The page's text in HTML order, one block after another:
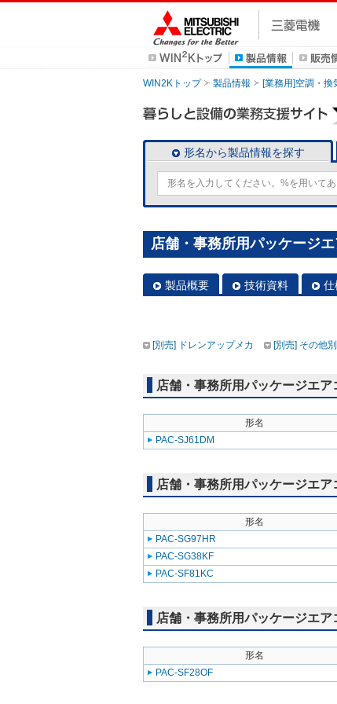
WIN2Kトップ 製品情報 [業務用]空調・換
形名から製品情報を探す
店舗・事務所用パッケージ
製品概要 技術資料 仕
[別売] ドレンアップメカ
[別売] その他
店舗・事務所用パッケージエ
形名
PAC-SJ61DM
店舗・事務所用パッケージエ
形名
PAC-SG97HR
PAC-SG38KF
PAC-SF81KC
店舗・事務所用パッケージエ
形名
PAC-SF28OF